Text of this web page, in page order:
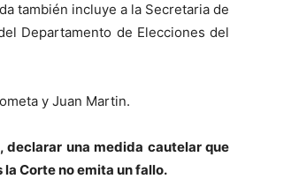
también incluye a la Secretaria de
Departamento de Elecciones del
y Juan Martin.
declarar una medida cautelar que
Corte no emita un fallo.